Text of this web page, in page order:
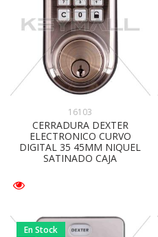
16103
CERRADURA DEXTER
ELECTRONICO CURVO
DIGITAL 35 45MM NIQUEL
SATINADO CAJA
En Stock